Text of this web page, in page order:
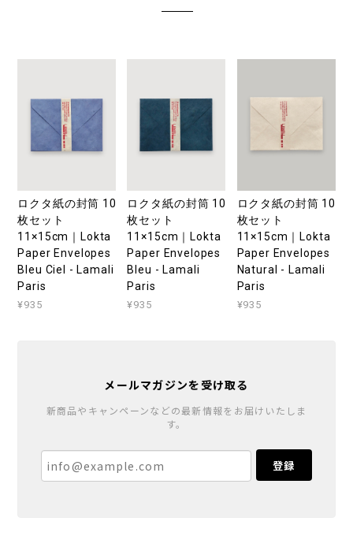
ロクタ紙の封筒 10
枚セット
11×15cm｜Lokta
Paper Envelopes
Bleu Ciel - Lamali
Paris
¥935
ロクタ紙の封筒 10
枚セット
11×15cm｜Lokta
Paper Envelopes
Bleu - Lamali
Paris
¥935
ロクタ紙の封筒 10
枚セット
11×15cm｜Lokta
Paper Envelopes
Natural - Lamali
Paris
¥935
メールマガジンを受け取る
新商品やキャンペーンなどの最新情報をお届けいたしま
す。
登録